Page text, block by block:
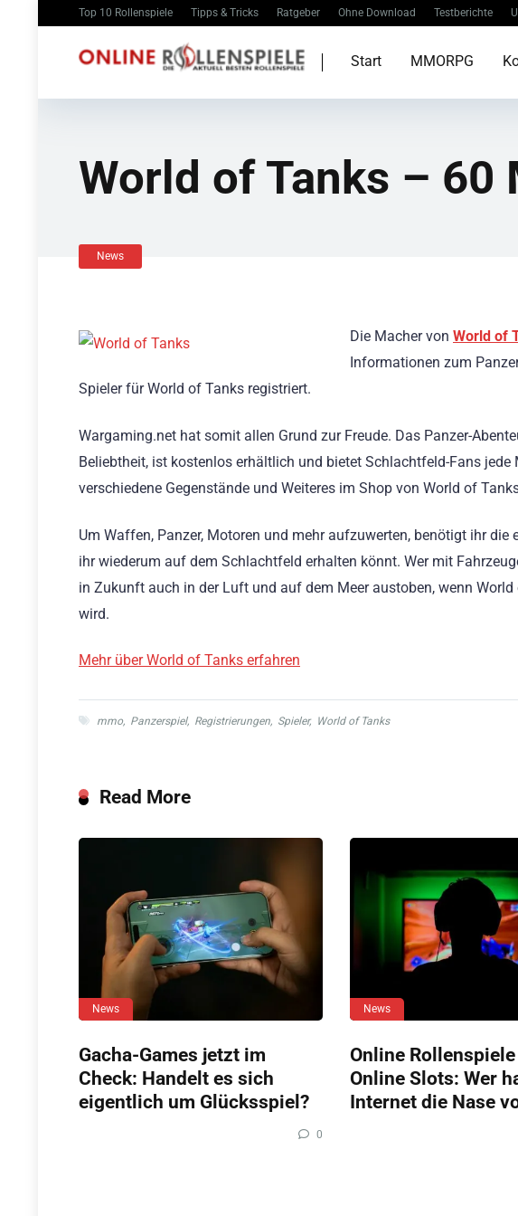
Top 10 Rollenspiele Tipps & Tricks Ratgeber Ohne Download Testberichte
Start MMORPG
World of Tanks –
News
Die Macher von World of
Informationen zum
Spieler für World of Tanks registriert.
Wargaming.net hat somit allen Grund zur Freude. Das Panzer-
Beliebtheit, ist kostenlos erhältlich und bietet Schlachtfeld-Fans jede
verschiedene Gegenstände und Weiteres im Shop von World of
Um Waffen, Panzer, Motoren und mehr aufzuwerten, benötigt ihr
ihr wiederum auf dem Schlachtfeld erhalten könnt. Wer mit
in Zukunft auch in der Luft und auf dem Meer austoben, wenn
wird.
Mehr über World of Tanks erfahren
mmo, Panzerspiel, Registrierungen, Spieler, World of Tanks
Read More
News
Gacha-Games jetzt im
Check: Handelt es sich
eigentlich um Glücksspiel?
0
News
Online
Online Slots: Wer
Internet die Nase